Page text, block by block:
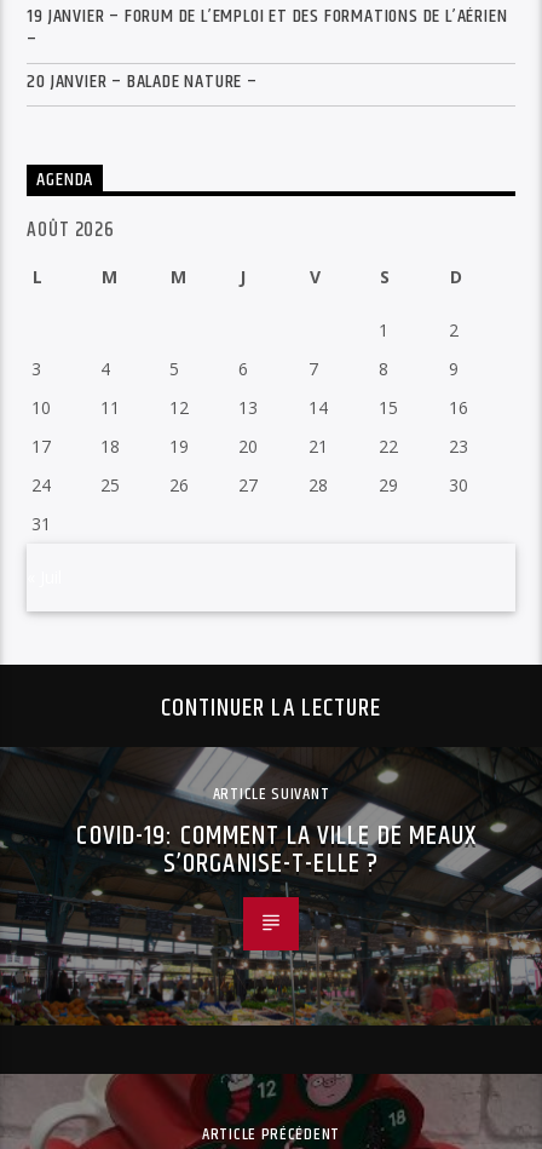
19 JANVIER – FORUM DE L’EMPLOI ET DES FORMATIONS DE L’AÉRIEN
–
20 JANVIER – BALADE NATURE –
AGENDA
AOÛT 2026
L M M J V S D
1
2
3
4 5 6 7 8
9
10
11 12 13 14 15
16
17
18 19 20 21 22
23
24
25 26 27 28 29
30
31
CONTINUER LA LECTURE
ARTICLE SUIVANT
COVID-19: COMMENT LA VILLE DE MEAUX
S’ORGANISE-T-ELLE ?
ARTICLE PRÉCÉDENT